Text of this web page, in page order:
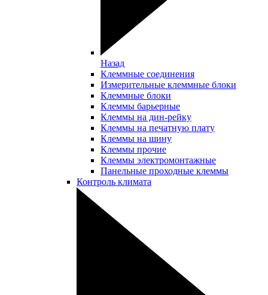
Назад
Клеммные соединения
Измерительные клеммные блоки
Клеммные блоки
Клеммы барьерные
Клеммы на дин-рейку
Клеммы на печатную плату
Клеммы на шину
Клеммы прочие
Клеммы электромонтажные
Панельные проходные клеммы
Контроль климата